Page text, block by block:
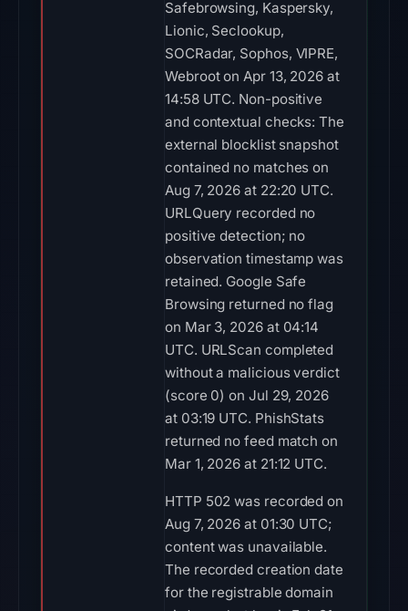
Safebrowsing, Kaspersky,
Lionic, Seclookup,
SOCRadar, Sophos, VIPRE,
Webroot on Apr 13, 2026 at
14:58 UTC. Non-positive
and contextual checks: The
external blocklist snapshot
contained no matches on
Aug 7, 2026 at 22:20 UTC.
URLQuery recorded no
positive detection; no
observation timestamp was
retained. Google Safe
Browsing returned no flag
on Mar 3, 2026 at 04:14
UTC. URLScan completed
without a malicious verdict
(score 0) on Jul 29, 2026
at 03:19 UTC. PhishStats
returned no feed match on
Mar 1, 2026 at 21:12 UTC.
HTTP 502 was recorded on
Aug 7, 2026 at 01:30 UTC;
content was unavailable.
The recorded creation date
for the registrable domain